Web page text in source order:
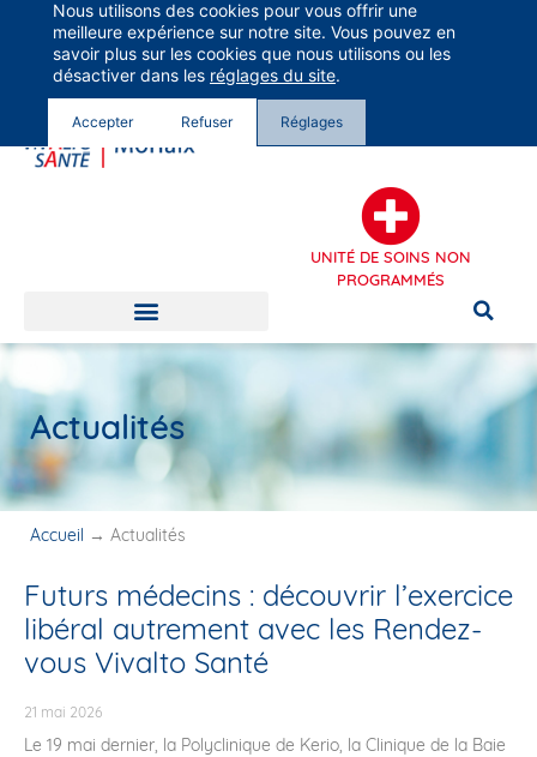
Groupe Vivalto Santé
Entre nous, la vie
UNITÉ DE SOINS NON
PROGRAMMÉS
Actualités
Accueil → Actualités
Futurs médecins : découvrir l’exercice
libéral autrement avec les Rendez-
vous Vivalto Santé
21 mai 2026
Le 19 mai dernier, la Polyclinique de Kerio, la Clinique de la Baie
Nous utilisons des cookies pour vous offrir une
meilleure expérience sur notre site. Vous pouvez en
savoir plus sur les cookies que nous utilisons ou les
désactiver dans les réglages du site.
Accepter Refuser Réglages